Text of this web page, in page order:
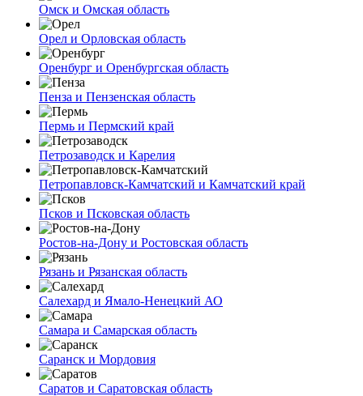
Омск и Омская область
Орел и Орловская область
Оренбург и Оренбургская область
Пенза и Пензенская область
Пермь и Пермский край
Петрозаводск и Карелия
Петропавловск-Камчатский и Камчатский край
Псков и Псковская область
Ростов-на-Дону и Ростовская область
Рязань и Рязанская область
Салехард и Ямало-Ненецкий АО
Самара и Самарская область
Саранск и Мордовия
Саратов и Саратовская область